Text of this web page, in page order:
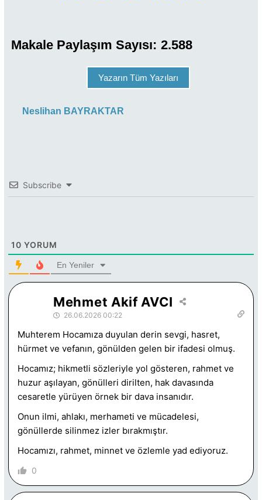
Makale Paylaşım Sayısı: 2.588
Yazarın Tüm Yazıları
Neslihan BAYRAKTAR
Subscribe
10 YORUM
En Yeniler
Mehmet Akif AVCI
26.06.2026 00:22
Muhterem Hocamıza duyulan derin sevgi, hasret,
hürmet ve vefanın, gönülden gelen bir ifadesi olmuş.
Hocamız; hikmetli sözleriyle yol gösteren, rahmet ve
huzur aşılayan, gönülleri dirilten, hak davasında
cesaretle yürüyen örnek bir dava insanıdır.
Onun ilmi, ahlakı, merhameti ve mücadelesi,
gönüllerde silinmez izler bırakmıştır.
Hocamızı, rahmet, minnet ve özlemle yad ediyoruz.
0